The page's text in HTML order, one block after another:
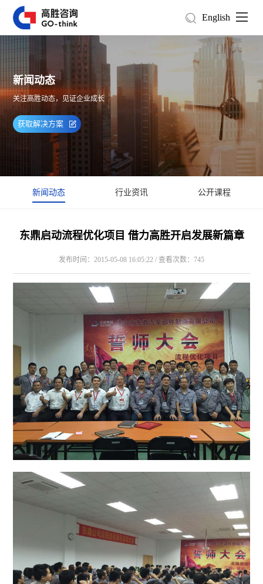
English
新闻动态
关注高胜动态，见证企业成长
获取解决方案
新闻动态 行业资讯 公开课程
东鼎启动流程优化项目 借力高胜开启发展新篇章
发布时间：2015-05-08 16:05:22 / 查看次数：745